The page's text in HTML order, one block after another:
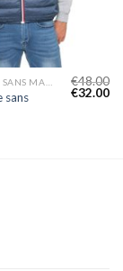
sans
€48.00
€32.00